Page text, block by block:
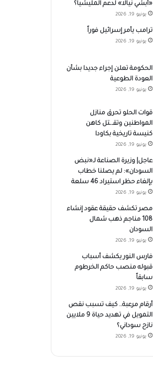
«أبشي نيالا» لدعم المليشيا؟
يونيو 19, 2026
ترامب يأمر إسرائيل فوراً
يونيو 19, 2026
الحكومة تعلن إجراء جديدا بشأن
العودة الطوعية
يونيو 19, 2026
قوات الحلو تحرق منازل
المواطنين وتقـ.ـتل كاهن
كنيسة تاريخية بكاودا
يونيو 19, 2026
عاجل| وزيرة الصناعة لـ«نبض
السودان»: لم يصلنا خطاب
بإلغاء حظر استيراد 46 سلعة
يونيو 19, 2026
مصر تكشف حقيقة عقود إنشاء
108 مناجم ذهب شمال
السودان
يونيو 19, 2026
فارس النور يكشف أسباب
قبوله منصب حاكم الخرطوم
سابقاً
يونيو 19, 2026
أرقام مرعبة.. كيف تسبب نقص
التمويل في تهديد حياة 9 ملايين
نازح سوداني؟
يونيو 19, 2026